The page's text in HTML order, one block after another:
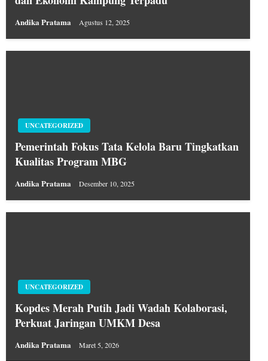
Andika Pratama Agustus 12, 2025
UNCATEGORIZED
Pemerintah Fokus Tata Kelola Baru Tingkatkan
Kualitas Program MBG
Andika Pratama Desember 10, 2025
UNCATEGORIZED
Kopdes Merah Putih Jadi Wadah Kolaborasi,
Perkuat Jaringan UMKM Desa
Andika Pratama Maret 5, 2026